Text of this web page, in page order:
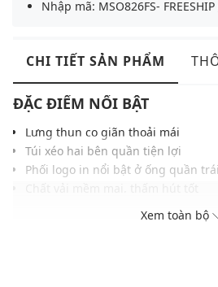
Nhập mã: MSO826FS- FREESHIP
CHI TIẾT SẢN PHẨM
ĐẶC ĐIỂM NỔI BẬT
Lưng thun co giãn thoải mái
Túi xéo hai bên quần tiện lợi
Phối logo in nổi bật ở ống quần trái
Màu sắc trẻ trung, dễ dàng phối
Xem toàn bộ